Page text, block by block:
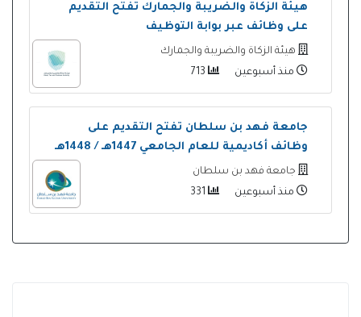
هيئة الزكاة والضريبة والجمارك تفتح التقديم
على وظائف عبر بوابة التوظيف
هيئة الزكاة والضريبة والجمارك
منذ أسبوعين
جامعة فهد بن سلطان تفتح التقديم على
وظائف أكاديمية للعام الجامعي 1447هـ / 1448هـ
جامعة فهد بن سلطان
منذ أسبوعين